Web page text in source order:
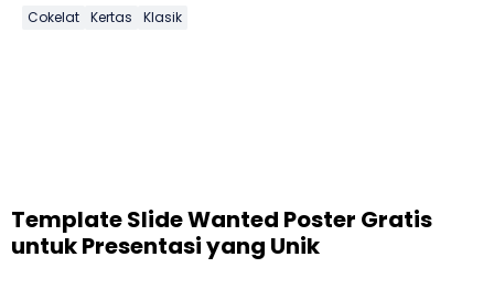
Cokelat Kertas Klasik
Template Slide Wanted Poster Gratis
untuk Presentasi yang Unik